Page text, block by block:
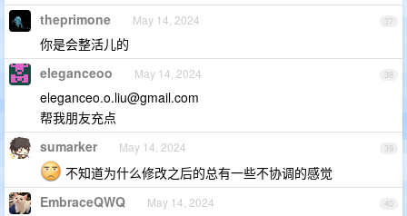
37
theprimone May 14, 2024
你是会整活儿的
38
eleganceoo May 14, 2024
eleganceo.o.liu@gmail.com
帮我朋友充点
39
sumarker May 14, 2024
不知道为什么修改之后的总有一些不协调的感觉
40
EmbraceQWQ May 14, 2024